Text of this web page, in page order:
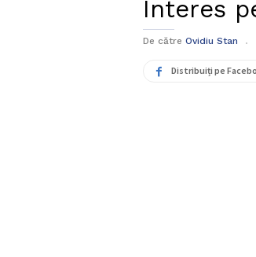
Interes
De către Ovidiu Stan
Distribuiți pe